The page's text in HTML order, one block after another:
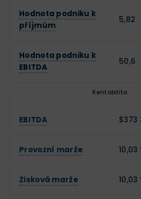
Hodnota podniku k
příjmům
5,82
Hodnota podniku k
EBITDA
50,6
Rentabilita
EBITDA $373
Provozní marže 10,03
Zisková marže 10,03